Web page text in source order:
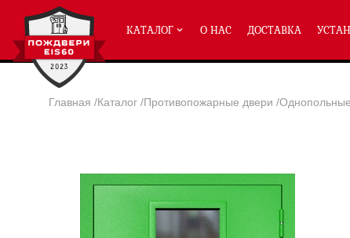
КАТАЛОГ
Полуторные двери ei-60
Глухие двери ei-60
Остекленные двери ei-60
О НАС ДОСТАВКА
Главная /Каталог /Противопожарные двери /